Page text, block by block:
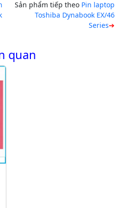
Sản phẩm tiếp theo Pin laptop
Toshiba Dynabook EX/46
Series
quan